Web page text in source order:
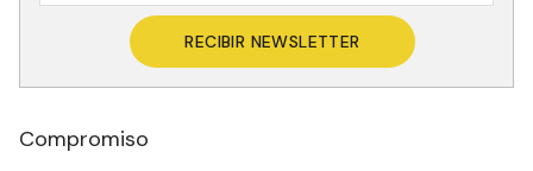
RECIBIR NEWSLETTER
Compromiso